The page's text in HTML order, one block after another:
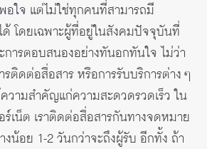
อใจ แต่ไม่ใช่ทุกคนที่สามารถมี
โดยเฉพาะผู้ที่อยู่ในสังคมปัจจุบันที่
การตอบสนองอย่างทันอกทันใจ ไม่ว่า
รติดต่อสื่อสาร หรือการรับบริการต่าง ๆ
ามสำคัญแก่ความสะดวดรวดเร็ว ใน
เน็ต เราติดต่อสื่อสารกันทางจดหมาย
งน้อย 1-2 วันกว่าจะถึงผู้รับ อีกทั้ง ถ้า